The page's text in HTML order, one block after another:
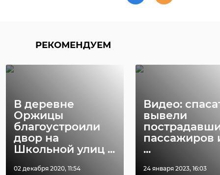
РЕКОМЕНДУЕМ
В деревне
Оржицы
благоустроили
двор на
Школьной улиц ...
02 декабря 2020, 11:54
Видео:
вывели
пассажиров
...
24 января 2023, 16:03
кладбище в поселке Сосновка в